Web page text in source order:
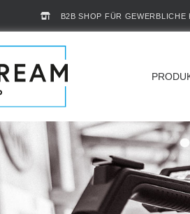
B2B SHOP FÜR GEWERBLICHE